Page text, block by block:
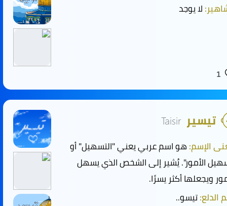
لا يوجد
1
تيسير Taisir
الإسم:هو اسم عربي يعني "التسهيل" أو
الأمور". يُشير إلى الشخص الذي يسهل
ويجعلها أكثر يسرًا.
الدلع:تيسو..